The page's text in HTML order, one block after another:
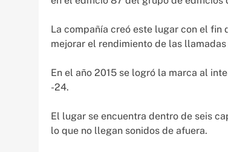
La compañía creó este lugar con el
mejorar el rendimiento de las
En el año 2015 se logró la marca al
-24.
El lugar se encuentra dentro de seis
lo que no llegan sonidos de afuera.